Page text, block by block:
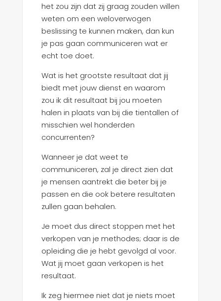
het zou zijn dat zij graag zouden willen
weten om een weloverwogen
beslissing te kunnen maken, dan kun
je pas gaan communiceren wat er
echt toe doet.
Wat is het grootste resultaat dat jij
biedt met jouw dienst en waarom
zou ik dit resultaat bij jou moeten
halen in plaats van bij die tientallen of
misschien wel honderden
concurrenten?
Wanneer je dat weet te
communiceren, zal je direct zien dat
je mensen aantrekt die beter bij je
passen en die ook betere resultaten
zullen gaan behalen.
Je moet dus direct stoppen met het
verkopen van je methodes; daar is de
opleiding die je hebt gevolgd al voor.
Wat jij moet gaan verkopen is het
resultaat.
Ik zeg hiermee niet dat je niets moet